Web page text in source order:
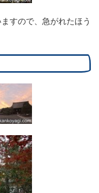
すので、急がれたほう